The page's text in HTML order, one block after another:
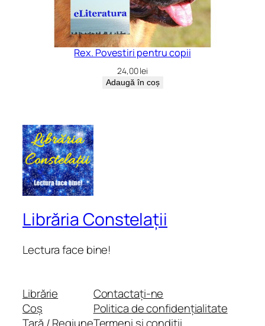
Rex. Povestiri pentru copii
24,00lei
Adaugă în coș
Librăria Constelații
Lectura face bine!
Librărie
Coș
Țară / Regiune
Contactați-ne
Politica de confidențialitate
Termeni și condiții